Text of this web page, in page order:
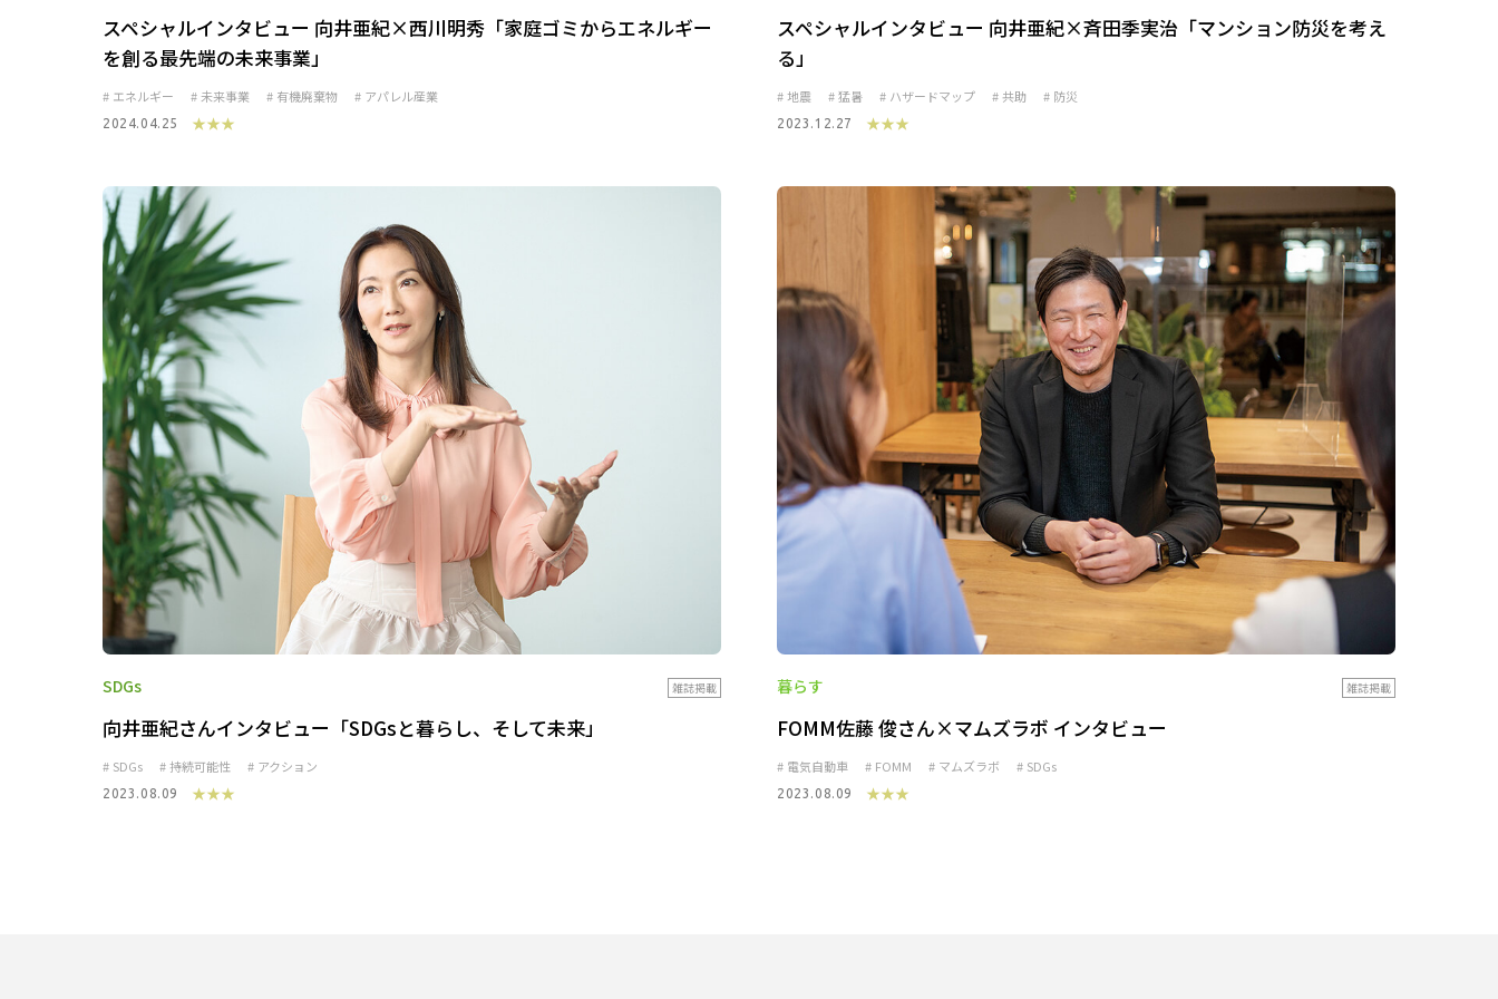
スペシャルインタビュー 向井亜紀×西川明秀「家庭ゴミからエネルギー
を創る最先端の未来事業」
エネルギー 未来事業 有機廃棄物 アパレル産業
2024.04.25 ★★★
スペシャルインタビュー 向井亜紀×斉田季実治「マンション防災を考え
る」
地震 猛暑 ハザードマップ 共助 防災
2023.12.27 ★★★
SDGs 雑誌掲載
向井亜紀さんインタビュー「SDGsと暮らし、そして未来」
SDGs 持続可能性 アクション
2023.08.09 ★★★
暮らす 雑誌掲載
FOMM佐藤 俊さん×マムズラボ インタビュー
電気自動車 FOMM マムズラボ SDGs
2023.08.09 ★★★